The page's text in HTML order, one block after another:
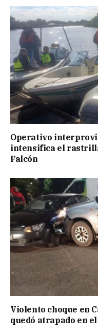
Operativo
intensifica el
Falcón
Violento choque en
quedó atrapado en